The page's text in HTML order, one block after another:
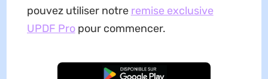
pouvez utiliser notre remise exclusive
UPDF Propour commencer.
TÉLÉCHARGER